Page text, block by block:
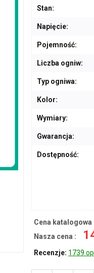
Stan:
Napięcie:
Pojemność:
Liczba ogniw:
Typ ogniwa:
Kolor:
Wymiary:
Gwarancja:
Dostępność:
Cena katalogowa
Nasza cena :
Recenzje: 1739